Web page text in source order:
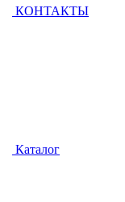
КОНТАКТЫ
Каталог